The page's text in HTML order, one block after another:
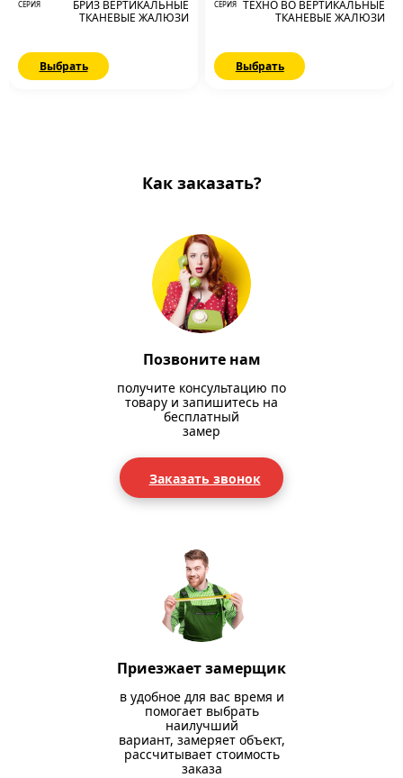
СЕРИЯ
БРИЗ ВЕРТИКАЛЬНЫЕ
ТКАНЕВЫЕ ЖАЛЮЗИ
Выбрать
СЕРИЯ
ТЕХНО ВО ВЕРТИКАЛЬНЫЕ
ТКАНЕВЫЕ ЖАЛЮЗИ
Выбрать
Как заказать?
Позвоните нам
получите консультацию по
товару и запишитесь на
бесплатный
замер
Заказать звонок
Приезжает замерщик
в удобное для вас время и
помогает выбрать
наилучший
вариант, замеряет объект,
рассчитывает стоимость
заказа